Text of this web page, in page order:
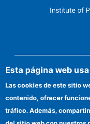
Institute of
Esta página web
Las cookies de este sitio
contenido, ofrecer
tráfico. Además,